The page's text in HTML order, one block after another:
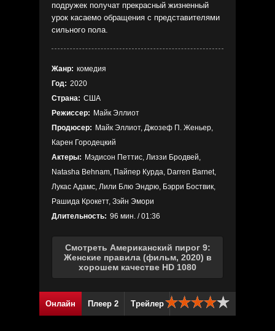
подружек получат прекрасный жизненный
урок касаемо обращения с представителями
сильного пола.
Жанр: комедия
Год: 2020
Страна: США
Режиссер: Майк Эллиот
Продюсер: Майк Эллиот, Джозеф П. Женьер,
Карен Городецкий
Актеры: Мэдисон Петтис, Лиззи Бродвей,
Natasha Behnam, Пайпер Курда, Darren Barnet,
Лукас Адамс, Лили Блю Эндрю, Бэрри Боствик,
Рашида Крокетт, Зэйн Эмори
Длительность: 96 мин. / 01:36
Смотреть Американский пирог 9:
Женские правила (фильм, 2020) в
хорошем качестве HD 1080
Онлайн Плеер 2 Трейлер